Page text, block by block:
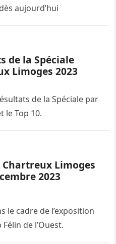
aujourd’hui
de la Spéciale
Limoges 2023
de la Spéciale par
le Top 10.
Chartreux Limoges
décembre 2023
le cadre de l’exposition
de l’Ouest.